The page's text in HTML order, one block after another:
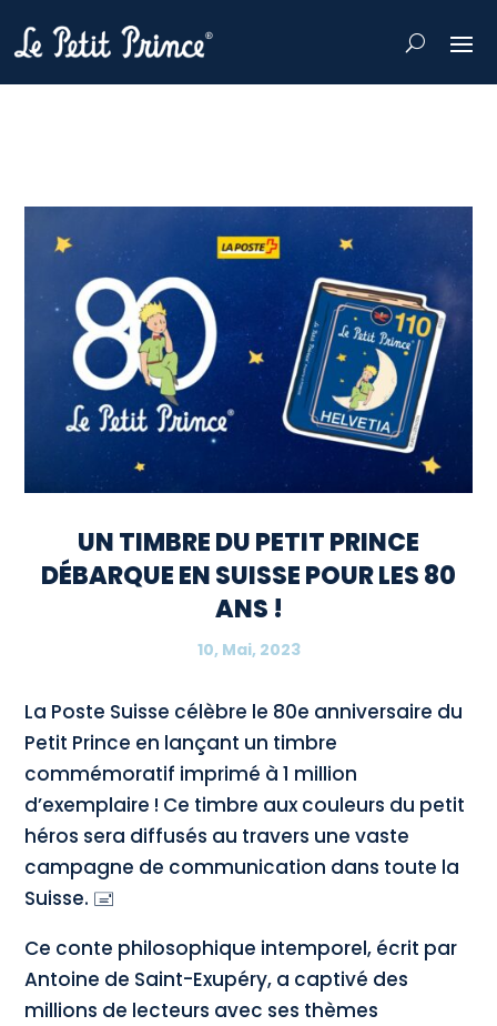
UN TIMBRE DU PETIT PRINCE
DÉBARQUE EN SUISSE POUR LES 80
ANS !
10, Mai, 2023
La Poste Suisse célèbre le 80e anniversaire du
Petit Prince en lançant un timbre
commémoratif imprimé à 1 million
d’exemplaire ! Ce timbre aux couleurs du petit
héros sera diffusés au travers une vaste
campagne de communication dans toute la
Suisse. 🖃
Ce conte philosophique intemporel, écrit par
Antoine de Saint-Exupéry, a captivé des
millions de lecteurs avec ses thèmes